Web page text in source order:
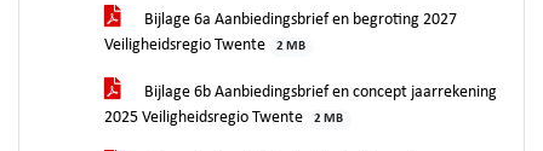
Bijlage 6a Aanbiedingsbrief en begroting 2027
Veiligheidsregio Twente
2 MB
Bijlage 6b Aanbiedingsbrief en concept jaarrekening
2025 Veiligheidsregio Twente
2 MB